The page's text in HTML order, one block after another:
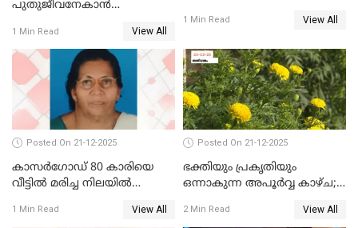
പുതുജീവനേകാൻ
എറണാകുളം സർക്കാർ
ജനറൽ
ആശുപത്രിയിലെത്തിച്ചു
1 Min Read View All
1 Min Read View All
Posted On 21-12-2025
കാസർഗോഡ് 80 കാരിയെ
വീട്ടിൽ മരിച്ച നിലയിൽ
1 Min Read View All
Posted On 21-12-2025
ഭക്തിയും പ്രകൃതിയും
ഒന്നാകുന്ന അപൂര്‍വ്വ കാഴ്ച;
കാഴ്ചാനുഭവമൊരുക്കി
2 Min Read View All